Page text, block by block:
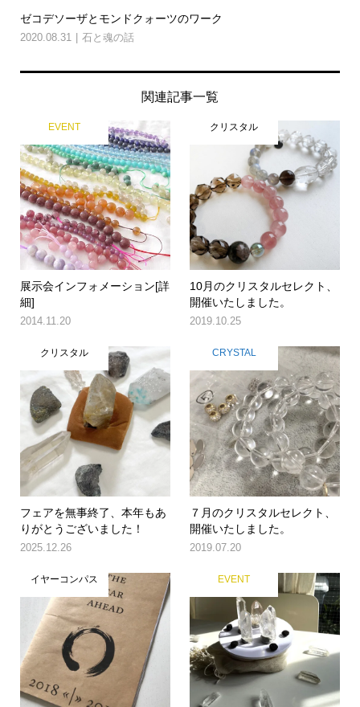
ゼコデソーザとモンドクォーツのワーク
2020.08.31 石と魂の話
関連記事一覧
EVENT
展示会インフォメーション[詳
細]
2014.11.20
クリスタル
10月のクリスタルセレクト、
開催いたしました。
2019.10.25
クリスタル
フェアを無事終了、本年もあ
りがとうございました！
2025.12.26
CRYSTAL
７月のクリスタルセレクト、
開催いたしました。
2019.07.20
イヤーコンパス EVENT